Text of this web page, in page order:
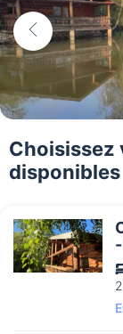
Choisissez
disponibles